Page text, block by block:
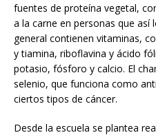
fuentes de proteína vegetal,
a la carne en personas que así
general contienen vitaminas,
y tiamina, riboflavina y ácido
potasio, fósforo y calcio. El
selenio, que funciona como
ciertos tipos de cáncer.
Desde la escuela se plantea